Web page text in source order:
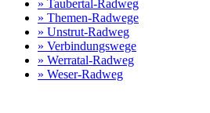
» Taubertal-Radweg
» Themen-Radwege
» Unstrut-Radweg
» Verbindungswege
» Werratal-Radweg
» Weser-Radweg